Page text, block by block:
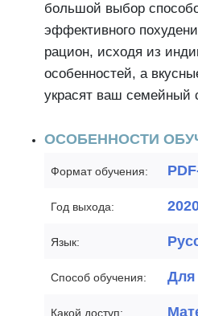
большой выбор
эффективного
рацион, исходя из
особенностей, а
украсят ваш семейный
ОСОБЕННОСТИ
Формат обучения:
Год выхода:
Язык:
Способ обучения: Для
Какой доступ: